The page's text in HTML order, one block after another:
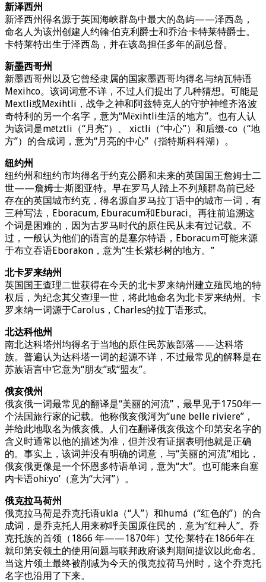
新泽西州
新泽西州得名源于英国海峡群岛中最大的岛屿——泽西岛，
命名人为该州创建人约翰·伯克利爵士和乔治·卡特莱特爵士。
卡特莱特出生于泽西岛，并在该岛担任多年的副总督。
新墨西哥州
新墨西哥州以及它曾经隶属的国家墨西哥均得名与纳瓦特语
Mexihco。该词词意不详，不过人们提出了几种猜想。可能是
Mextli或Mēxihtli，战争之神和阿兹特克人的守护神维齐洛波
奇特利的另一个名字，意为“Mēxihtli生活的地方”。也有人认
为该词是mētztli（“月亮”）、 xictli（“中心”）和后缀-co（“地
方”）的合成词，意为“月亮的中心”（指特斯科科湖）。
纽约州
纽约州和纽约市均得名于约克公爵和未来的英国国王詹姆士二
世——詹姆士·斯图亚特。早在罗马人踏上不列颠群岛前已经
存在的英国城市约克，得名源自罗马拉丁语中的城市一词，有
三种写法，Eboracum, Eburacum和Eburaci。再往前追溯这
个词是困难的，因为古罗马时代的原住民从未有过记载。不
过，一般认为他们的语言的是塞尔特语，Eboracum可能来源
于布立吞语Eborakon，意为“生长紫杉树的地方。”
北卡罗来纳州
英国国王查理二世获得在今天的北卡罗来纳州建立殖民地的特
权后，为纪念其父查理一世，将此地命名为北卡罗来纳州。卡
罗来纳一词源于Carolus，Charles的拉丁语形式。
北达科他州
南北达科塔州均得名于当地的原住民苏族部落——达科塔
族。普遍认为达科塔一词的起源不详，不过最常见的解释是在
苏族语言中它意为“朋友”或“盟友”。
俄亥俄州
俄亥俄一词最常见的翻译是“美丽的河流”，最早见于1750年一
个法国旅行家的记载。他称俄亥俄河为“une belle riviere”，
并给此地取名为俄亥俄。人们在翻译俄亥俄这个印第安名字的
含义时通常以他的描述为准，但并没有证据表明他就是正确
的。事实上，该词并没有明确的词意，与“美丽的河流”相比，
俄亥俄更像是一个怀恩多特语单词，意为“大”。也可能来自塞
内卡语ohi:yo’（意为“大河”）。
俄克拉马荷州
俄克拉马荷是乔克托语ukla（“人”）和humá（“红色的”）的合
成词，是乔克托人用来称呼美国原住民的，意为“红种人”。乔
克托族的首领（1866 年——1870年）艾伦·莱特在1866年在
就印第安领土的使用问题与联邦政府谈判期间提议以此命名。
当这片领土最终被削减为今天的俄克拉荷马州时，这个乔克托
名字也沿用了下来。